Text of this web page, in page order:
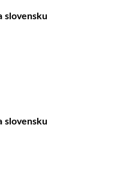
slovensku
slovensku